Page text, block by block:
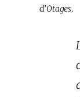
d’Otages.